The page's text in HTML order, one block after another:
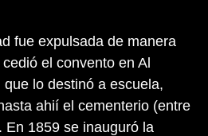
fue expulsada de manera
el convento en Al
lo destinó a escuela,
ahií el cementerio (entre
En 1859 se inauguró la